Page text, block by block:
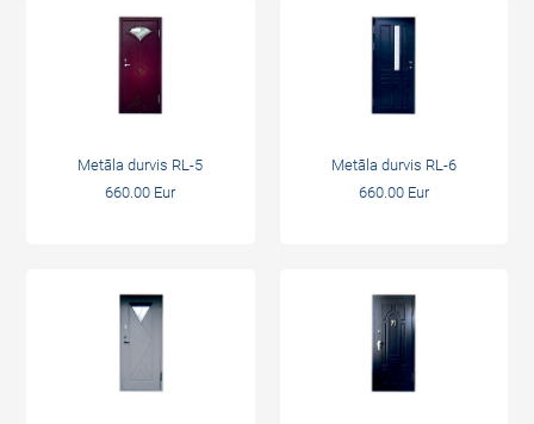
Metāla durvis RL-5
660.00 Eur
Metāla durvis RL-6
660.00 Eur